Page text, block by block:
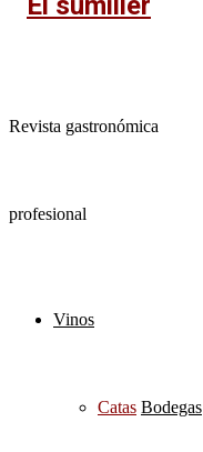
Revista gastronómica
profesional
Vinos
Catas Bodegas